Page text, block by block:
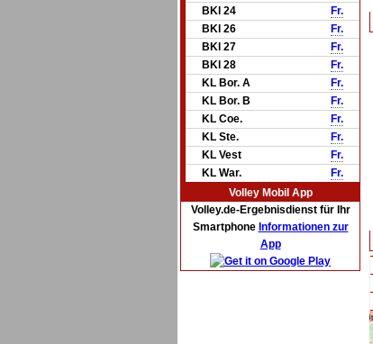
BKl 24
Fr.
BKl 26
Fr.
BKl 27
Fr.
BKl 28
Fr.
KL Bor. A
Fr.
KL Bor. B
Fr.
KL Coe.
Fr.
KL Ste.
Fr.
KL Vest
Fr.
KL War.
Fr.
Volley Mobil App
Volley.de-Ergebnisdienst für Ihr
Smartphone Informationen zur
App